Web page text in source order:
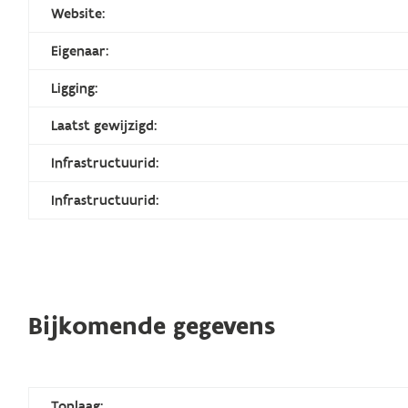
Website:
Eigenaar:
Ligging:
Laatst gewijzigd:
Infrastructuurid:
Infrastructuurid:
Bijkomende gegevens